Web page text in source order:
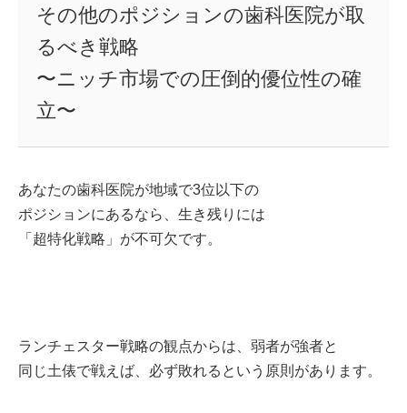
その他のポジションの歯科医院が取
るべき戦略
〜ニッチ市場での圧倒的優位性の確
立〜
あなたの歯科医院が地域で3位以下の
ポジションにあるなら、生き残りには
「超特化戦略」が不可欠です。
ランチェスター戦略の観点からは、弱者が強者と
同じ土俵で戦えば、必ず敗れるという原則があります。